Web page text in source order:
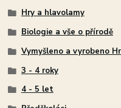
Hry a hlavolamy
Biologie a vše o přírodě
Vymyšleno a vyrobeno
3 - 4 roky
4 - 5 let